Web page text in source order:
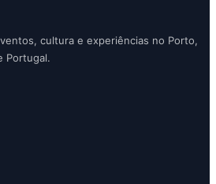
cultura e experiências no Porto,
Portugal.